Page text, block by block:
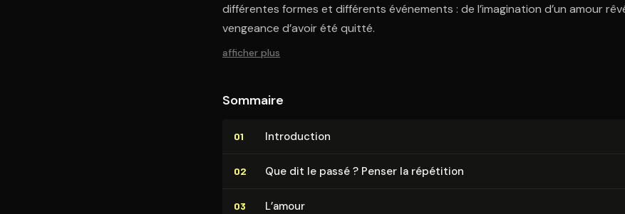
différentes formes et différents événements : de l’imagination d’un amour
vengeance d’avoir été quitté.
afficher plus
Sommaire
01 In­tro­duc­tion
02 Que dit le passé ? Penser la répétition
03 L’amour